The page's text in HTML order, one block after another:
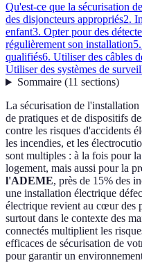
Qu'est-ce que la sécurisation
des disjoncteurs appropriés2.
enfant3. Opter pour des
régulièrement son installation
qualifiés6. Utiliser des câbles
Utiliser des systèmes de
Sommaire(11 sections)
La sécurisation de
de pratiques et de dispositifs
contre les risques d'accidents
les incendies, et les
sont multiples : à la fois pour
logement, mais aussi pour la
l'ADEME, près de 15% des
une installation électrique
électrique revient au cœur des
surtout dans le contexte des
connectés multiplient les
efficaces de sécurisation de
pour garantir un